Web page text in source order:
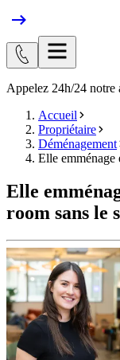
Appelez 24h/24 notre
Accueil
Propriétaire
Déménagement
Elle emménage
Elle
room sans le